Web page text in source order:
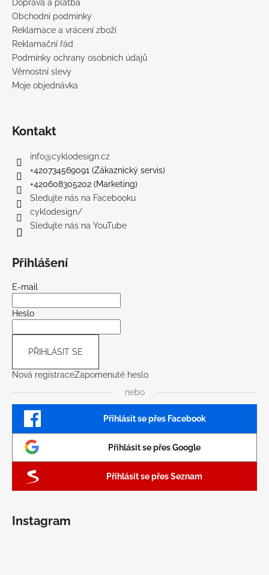
Doprava a platba
Obchodní podmínky
Reklamace a vrácení zboží
Reklamační řád
Podmínky ochrany osobních údajů
Věrnostní slevy
Moje objednávka
Kontakt
info@cyklodesign.cz
+420734569091 (Zákaznický servis)
+420608305202 (Marketing)
Sledujte nás na Facebooku
cyklodesign/
Sledujte nás na YouTube
Přihlášení
E-mail
Heslo
PŘIHLÁSIT SE
Nová registraceZapomenuté heslo
nebo
Přihlásit se přes Facebook
Přihlásit se přes Google
Přihlásit se přes Seznam
Instagram